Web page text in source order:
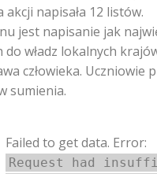
akcji napisała 12 listów.
jest napisanie jak
do władz lokalnych
człowieka. Uczniowie
sumienia.
Failed to get data. Error:
Request had